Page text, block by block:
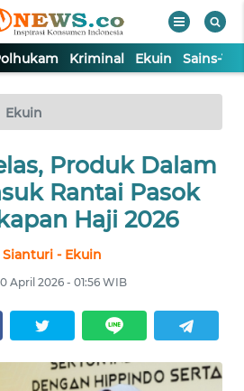
Kriminal Ekuin Sains-
Ekuin
Produk Dalam
Rantai Pasok
Haji 2026
Sianturi - Ekuin
April 2026 - 01:56 WIB